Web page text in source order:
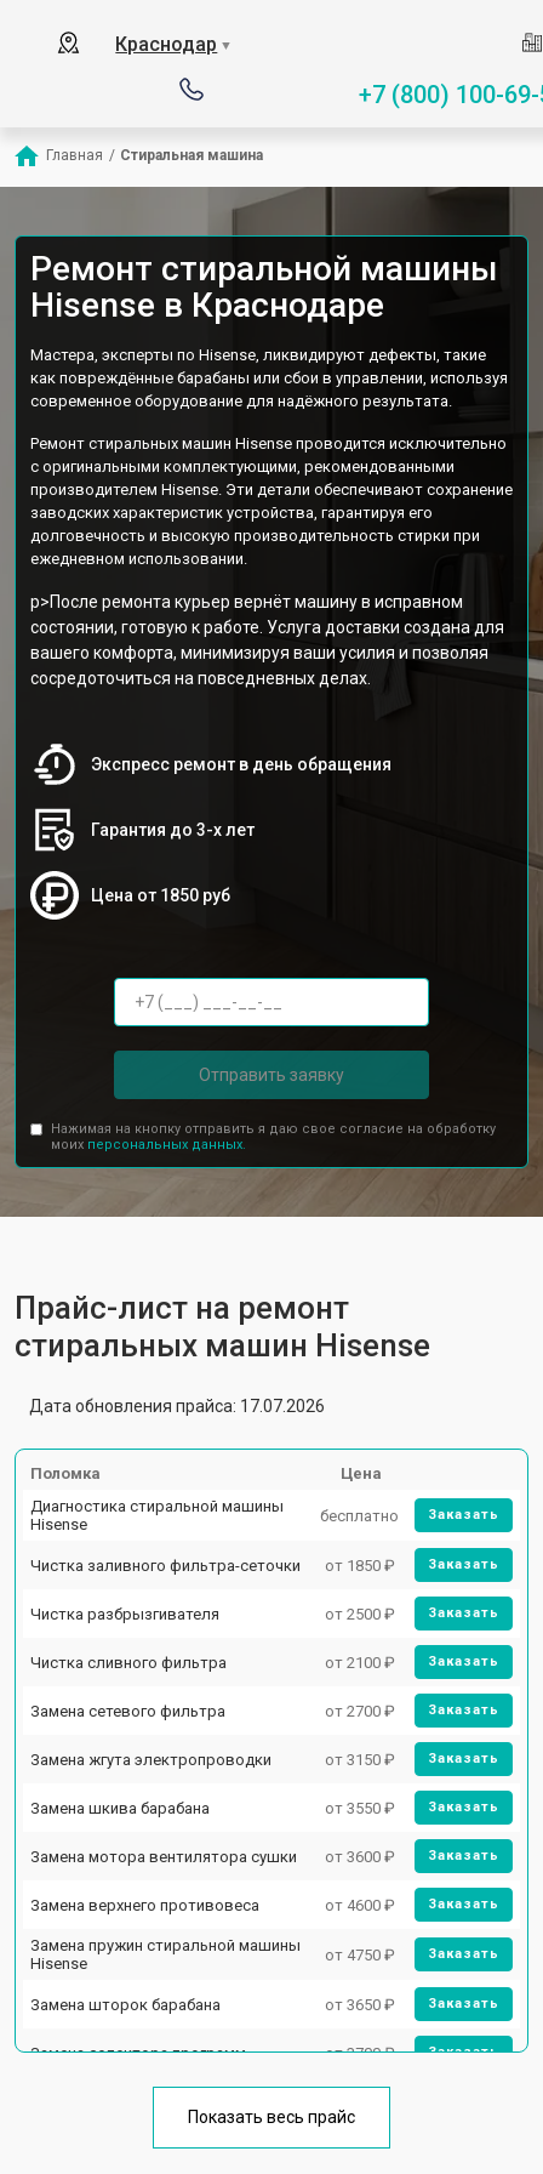
Краснодар ▼
+7 (800) 100-
Главная / Стиральная машина
Ремонт стиральной машины
Hisense в Краснодаре
Мастера, эксперты по Hisense, ликвидируют дефекты, такие
как повреждённые барабаны или сбои в управлении, используя
современное оборудование для надёжного результата.
Ремонт стиральных машин Hisense проводится исключительно
с оригинальными комплектующими, рекомендованными
производителем Hisense. Эти детали обеспечивают сохранение
заводских характеристик устройства, гарантируя его
долговечность и высокую производительность стирки при
ежедневном использовании.
p>После ремонта курьер вернёт машину в исправном
состоянии, готовую к работе. Услуга доставки создана для
вашего комфорта, минимизируя ваши усилия и позволяя
сосредоточиться на повседневных делах.
Экспресс ремонт в день обращения
Гарантия до 3-х лет
Цена от 1850 руб
Отправить заявку
Нажимая на кнопку отправить я даю свое согласие на обработку
моих персональных данных.
Прайс-лист на ремонт
стиральных машин Hisense
Дата обновления прайса: 17.07.2026
Поломка
Цена
Диагностика стиральной машины
Hisense
бесплатно Заказать
Чистка заливного фильтра-сеточки от 1850 ₽ Заказать
Чистка разбрызгивателя от 2500 ₽ Заказать
Чистка сливного фильтра от 2100 ₽ Заказать
Замена сетевого фильтра от 2700 ₽ Заказать
Замена жгута электропроводки от 3150 ₽ Заказать
Замена шкива барабана от 3550 ₽ Заказать
Замена мотора вентилятора сушки от 3600 ₽ Заказать
Замена верхнего противовеса от 4600 ₽ Заказать
Замена пружин стиральной машины
Hisense
от 4750 ₽ Заказать
Замена шторок барабана от 3650 ₽ Заказать
Замена селектора программ от 3700 ₽ Заказать
Замена опоры бака от 2800 ₽
Показать весь прайс